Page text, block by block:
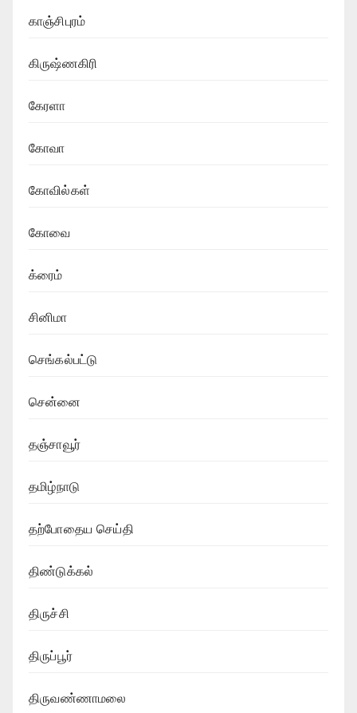
காஞ்சிபுரம்
கிருஷ்ணகிரி
கேரளா
கோவா
கோவில்கள்
கோவை
க்ரைம்
சினிமா
செங்கல்பட்டு
சென்னை
தஞ்சாவூர்
தமிழ்நாடு
தற்போதைய செய்தி
திண்டுக்கல்
திருச்சி
திருப்பூர்
திருவண்ணாமலை